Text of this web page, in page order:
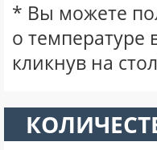
* Вы можете
о температуре
кликнув на